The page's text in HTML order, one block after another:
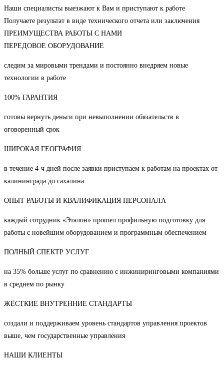
Наши специалисты выезжают к Вам и приступают к работе
Получаете результат в виде технического отчета или заключения
ПРЕИМУЩЕСТВА РАБОТЫ С НАМИ
ПЕРЕДОВОЕ ОБОРУДОВАНИЕ
следим за мировыми трендами и постоянно внедряем новые
технологии в работе
100% ГАРАНТИЯ
готовы вернуть деньги при невыполнении обязательств в
оговоренный срок
ШИРОКАЯ ГЕОГРАФИЯ
в течение 4-ч дней после заявки приступаем к работам на проектах от
калининграда до сахалина
ОПЫТ РАБОТЫ И КВАЛИФИКАЦИЯ ПЕРСОНАЛА
каждый сотрудник «Эталон» прошел профильную подготовку для
работы с новейшим оборудованием и программным обеспечением
ПОЛНЫЙ СПЕКТР УСЛУГ
на 35% больше услуг по сравнению с инжиниринговыми компаниями
в среднем по рынку
ЖЁСТКИЕ ВНУТРЕННИЕ СТАНДАРТЫ
создали и поддерживаем уровень стандартов управления проектов
выше, чем государственные управления
НАШИ КЛИЕНТЫ